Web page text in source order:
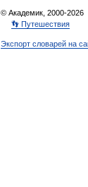
© Академик, 2000-2026
👣 Путешествия
Экспорт словарей на